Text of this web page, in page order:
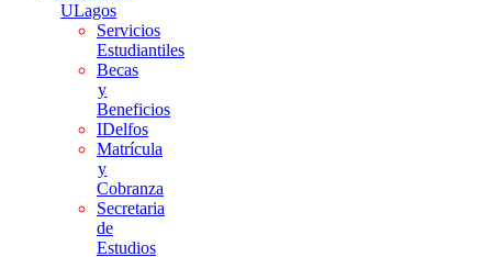
ULagos
Servicios
Estudiantiles
Becas
y
Beneficios
IDelfos
Matrícula
y
Cobranza
Secretaria
de
Estudios